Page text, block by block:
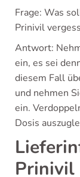
Frage: Was
Prinivil
Antwort:
ein, es sei
diesem Fall
und nehmen
ein.
Dosis
Prinivil